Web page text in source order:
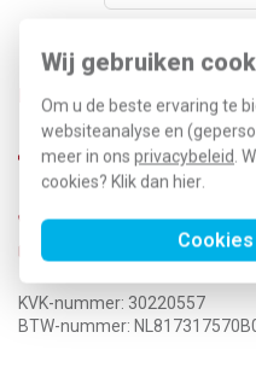
Wij gebruiken
Om u de beste ervaring te
websiteanalyse en
meer in ons privacybeleid .
cookies? Klik dan hier
Klantenservice nu
0570-626255
info@klusspullen.nl
KVK-nummer: 30220557
BTW-nummer: